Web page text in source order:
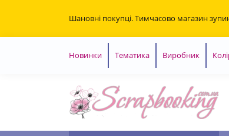
Шановні покупці. Тимчасово магазин
Новинки Тематика Виробник